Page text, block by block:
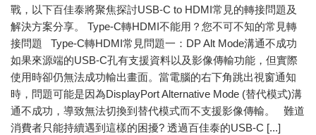
戰，以下百佳泰將聚焦探討USB-C to HDMI常見的轉接問題及
解決方案分享。 Type-C轉HDMI不能用？您不可不知的常見轉
接問題 Type-C轉HDMI常見問題一：DP Alt Mode溝通不成功
如果來源端的USB-C孔有支援資料以及影像傳輸功能，但實際
使用時卻仍無法成功輸出畫面。當電腦的右下角跳出視窗通知
時，問題可能是因為DisplayPort Alternative Mode (替代模式)溝
通不成功，導致無法切換到替代模式而不支援影像傳輸。 難道
消費者只能持續遇到這樣的困擾? 透過百佳泰的USB-C [...]